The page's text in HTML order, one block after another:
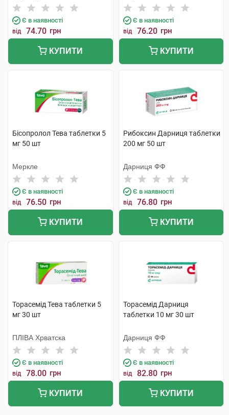
Є в наявності
від 74.70 грн
КУПИТИ
Є в наявності
від 76.20 грн
КУПИТИ
Бісопролол Тева таблетки 5
мг 50 шт
Меркле
Є в наявності
від 76.50 грн
КУПИТИ
Рибоксин Дарниця таблетки
200 мг 50 шт
Дарниця ФФ
Є в наявності
від 76.80 грн
КУПИТИ
Торасемід Тева таблетки 5
мг 30 шт
ПЛІВА Хрватска
Є в наявності
від 78.00 грн
КУПИТИ
Торасемід Дарниця
таблетки 10 мг 30 шт
Дарниця ФФ
Є в наявності
від 82.80 грн
КУПИТИ